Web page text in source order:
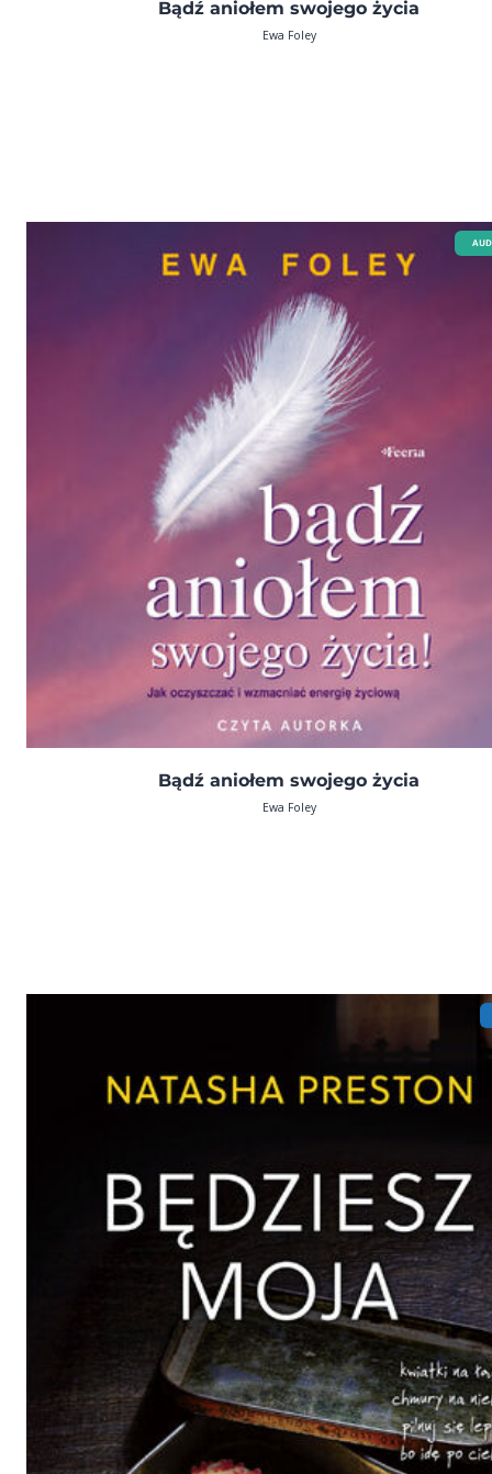
Bądź aniołem swojego życia
Ewa Foley
Bądź aniołem swojego życia
Ewa Foley